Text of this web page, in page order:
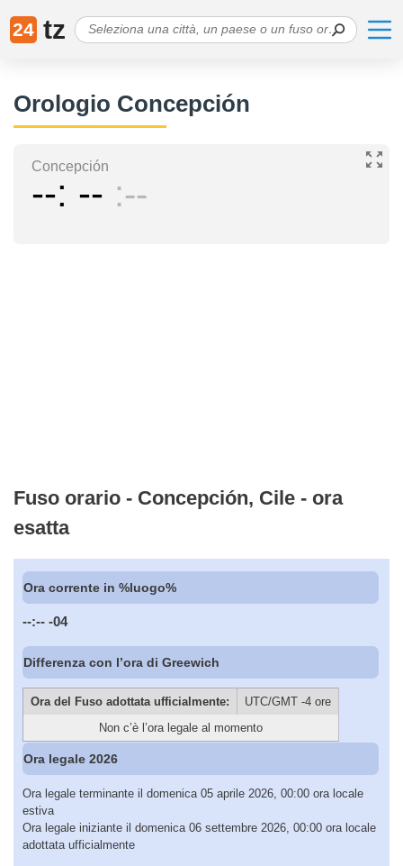
24 tz
Orologio Concepción
Concepción
-- -- --
Fuso orario - Concepción, Cile - ora
esatta
Ora corrente in %luogo%
--:-- -04
Differenza con l’ora di Greewich
Ora del Fuso adottata ufficialmente:
UTC/GMT -4 ore
Non c’è l’ora legale al momento
Ora legale 2026
Ora legale terminante il domenica 05 aprile 2026, 00:00 ora locale
estiva
Ora legale iniziante il domenica 06 settembre 2026, 00:00 ora locale
adottata ufficialmente